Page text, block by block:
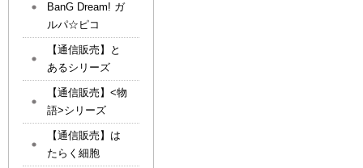
BanG Dream! ガ
ルパ☆ピコ
【通信販売】と
あるシリーズ
【通信販売】<物
語>シリーズ
【通信販売】は
たらく細胞